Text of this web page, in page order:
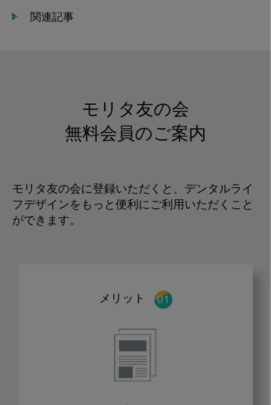
関連記事
モリタ友の会
無料会員のご案内
モリタ友の会に登録いただくと、デンタルライ
フデザインをもっと便利にご利用いただくこと
ができます。
メリット